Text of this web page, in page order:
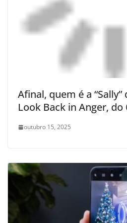
Afinal, quem é a
Look Back in Anger, do
outubro 15, 2025